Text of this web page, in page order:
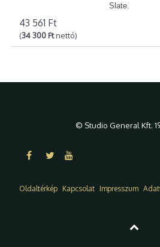
43 561 Ft
(34 300 Ftnettó)
Slate.
© Studio General Kft.
Oldaltérkép Kapcsolat Impresszum